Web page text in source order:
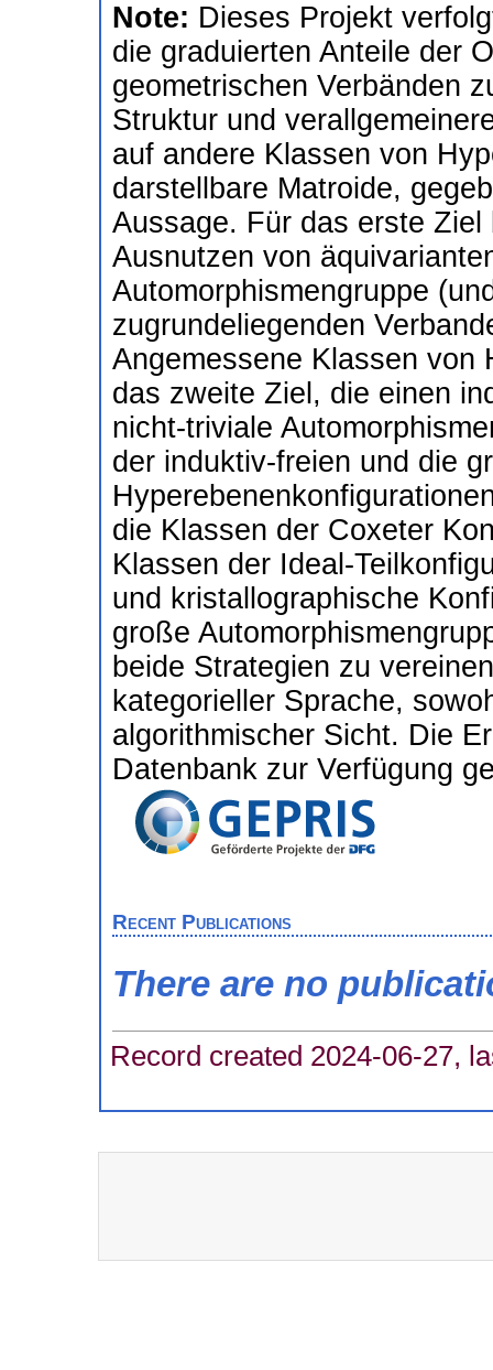
Note: Dieses Projekt
die graduierten Anteile der
geometrischen Verbänden
Struktur und
auf andere Klassen von
darstellbare Matroide,
Aussage. Für das erste
Ausnutzen von
Automorphismengruppe
zugrundeliegenden
Angemessene Klassen von
das zweite Ziel, die einen
nicht-triviale
der induktiv-freien und die
die Klassen der Coxeter
Klassen der Ideal-
und kristallographische
große
beide Strategien zu
kategorieller Sprache,
algorithmischer Sicht. Die
Datenbank zur Verfügung
Recent Publications
There are no
Record created 2024-06-27,